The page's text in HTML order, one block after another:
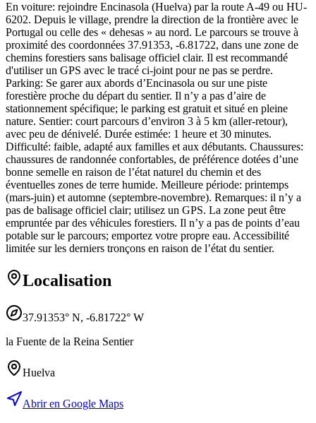
En voiture: rejoindre Encinasola (Huelva) par la route A-49 ou HU-
6202. Depuis le village, prendre la direction de la frontière avec le
Portugal ou celle des « dehesas » au nord. Le parcours se trouve à
proximité des coordonnées 37.91353, -6.81722, dans une zone de
chemins forestiers sans balisage officiel clair. Il est recommandé
d'utiliser un GPS avec le tracé ci-joint pour ne pas se perdre.
Parking: Se garer aux abords d’Encinasola ou sur une piste
forestière proche du départ du sentier. Il n’y a pas d’aire de
stationnement spécifique; le parking est gratuit et situé en pleine
nature. Sentier: court parcours d’environ 3 à 5 km (aller-retour),
avec peu de dénivelé. Durée estimée: 1 heure et 30 minutes.
Difficulté: faible, adapté aux familles et aux débutants. Chaussures:
chaussures de randonnée confortables, de préférence dotées d’une
bonne semelle en raison de l’état naturel du chemin et des
éventuelles zones de terre humide. Meilleure période: printemps
(mars-juin) et automne (septembre-novembre). Remarques: il n’y a
pas de balisage officiel clair; utilisez un GPS. La zone peut être
empruntée par des véhicules forestiers. Il n’y a pas de points d’eau
potable sur le parcours; emportez votre propre eau. Accessibilité
limitée sur les derniers tronçons en raison de l’état du sentier.
Localisation
37.91353° N, -6.81722° W
la Fuente de la Reina Sentier
Huelva
Abrir en Google Maps